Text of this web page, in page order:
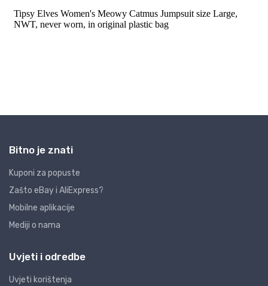
Bitno je znati
Kuponi za popuste
Zašto eBay i AliExpress?
Mobilne aplikacije
Mediji o nama
Uvjeti i odredbe
Uvjeti korištenja